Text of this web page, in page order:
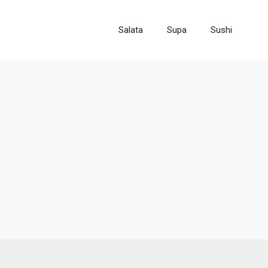
Salata Supa Sushi